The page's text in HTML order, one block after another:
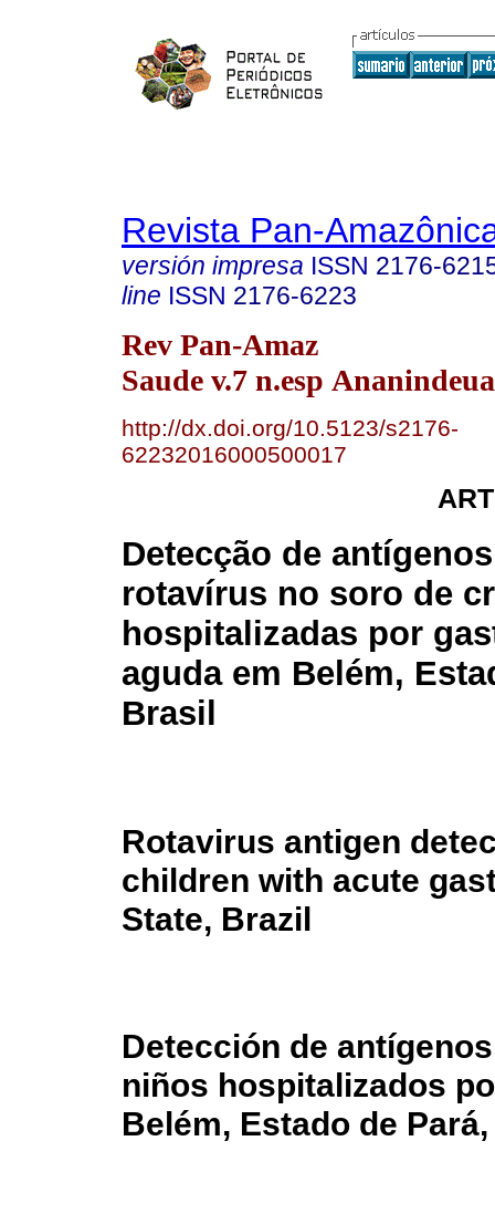
Revista Pan-
versión impresa ISSN 2176-
line ISSN 2176-6223
Rev Pan-Amaz
Saude v.7 n.esp
http://dx.doi.org/10.5123/s2176-
62232016000500017
Detecção de
rotavírus no soro de
hospitalizadas por
aguda em Belém,
Brasil
Rotavirus antigen
children with acute
State, Brazil
Detección de
niños hospitalizados
Belém, Estado de